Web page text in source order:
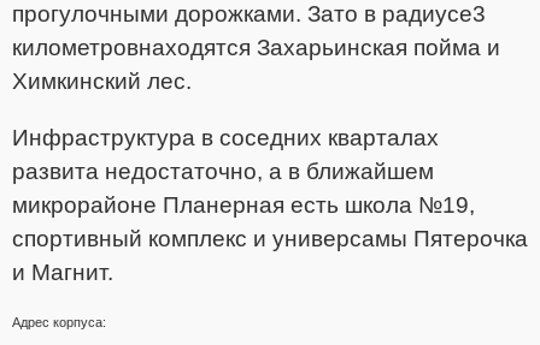
прогулочными дорожками. Зато в радиусе3
километровнаходятся Захарьинская пойма и
Химкинский лес.
Инфраструктура в соседних кварталах
развита недостаточно, а в ближайшем
микрорайоне Планерная есть школа №19,
спортивный комплекс и универсамы Пятерочка
и Магнит.
Адрес корпуса: